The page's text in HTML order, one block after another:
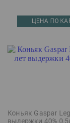
ЦЕНА ПО
Коньяк Gaspar
выдержки 40%